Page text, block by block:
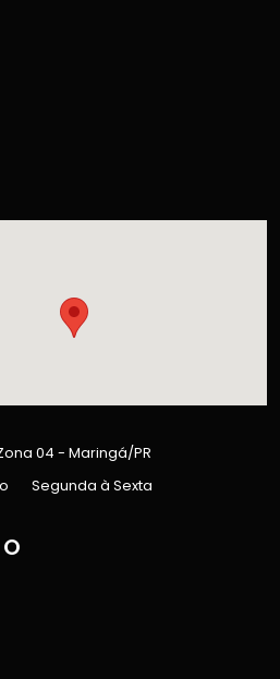
04 - Maringá/PR
Segunda à Sexta